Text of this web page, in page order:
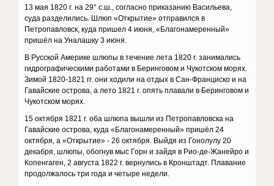
13 мая 1820 г. на 29° с.ш., согласно приказанию Васильева,
суда разделились. Шлюп «Открытие» отправился в
Петропавловск, куда пришел 4 июня, «Благонамеренный»
пришёл на Уналашку 3 июня.
В Русской Америке шлюпы в течение лета 1820 г. занимались
гидрографическими работами в Беринговом и Чукотском морях.
Зимой 1820-1821 гг. они ходили на отдых в Сан-Франциско и на
Гавайские острова, а лето 1821 г. опять плавали в Беринговом и
Чукотском морях.
15 октября 1821 г. оба шлюпа вышли из Петропавловска на
Гавайские острова, куда «Благонамеренный» пришёл 24
октября, а «Открытие» - 26 октября. Выйдя из Гонолулу 20
декабря, шлюпы, обогнув мыс Горн и зайдя в Рио-де-Жанейро и
Копенгаген, 2 августа 1822 г. вернулись в Кронштадт. Плавание
продолжалось три года и четыре недели.